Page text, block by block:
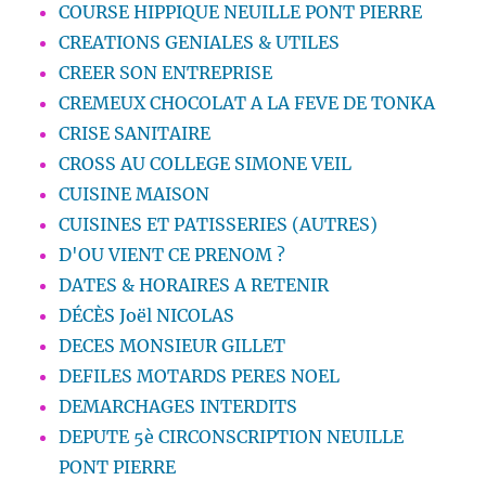
COURSE HIPPIQUE NEUILLE PONT PIERRE
CREATIONS GENIALES & UTILES
CREER SON ENTREPRISE
CREMEUX CHOCOLAT A LA FEVE DE TONKA
CRISE SANITAIRE
CROSS AU COLLEGE SIMONE VEIL
CUISINE MAISON
CUISINES ET PATISSERIES (AUTRES)
D'OU VIENT CE PRENOM ?
DATES & HORAIRES A RETENIR
DÉCÈS Joël NICOLAS
DECES MONSIEUR GILLET
DEFILES MOTARDS PERES NOEL
DEMARCHAGES INTERDITS
DEPUTE 5è CIRCONSCRIPTION NEUILLE
PONT PIERRE